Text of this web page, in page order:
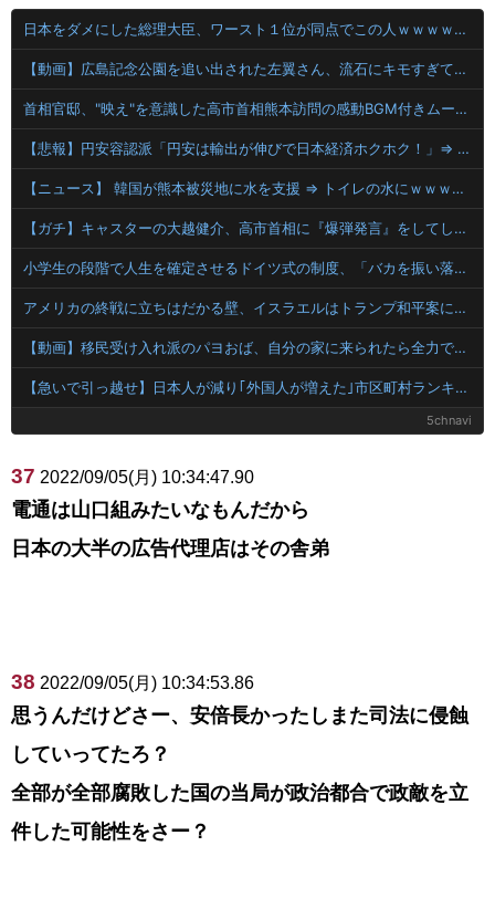
日本をダメにした総理大臣、ワースト１位が同点でこの人ｗｗｗｗｗｗ
【動画】広島記念公園を追い出された左翼さん、流石にキモすぎて炎上
首相官邸、"映え"を意識した高市首相熊本訪問の感動BGM付きムービーを投稿「全部が全部ありがたかったです」
【悲報】円安容認派「円安は輸出が伸びで日本経済ホクホク！」⇒ 世界に売る物が無さすぎて輸出額で韓国に惨敗・・・
【ニュース】 韓国が熊本被災地に水を支援 ⇒ トイレの水にｗｗｗｗｗｗｗ
【ガチ】キャスターの大越健介、高市首相に『爆弾発言』をしてしまう！！！！！
小学生の段階で人生を確定させるドイツ式の制度、「バカを振い落せるから合理的だ」と自惚れていた結果……
アメリカの終戦に立ちはだかる壁、イスラエルはトランプ和平案に「同意せず」！
【動画】移民受け入れ派のパヨおば、自分の家に来られたら全力で拒否るｗｗｗｗｗｗｗｗｗｗｗｗ
【急いで引っ越せ】日本人が減り｢外国人が増えた｣市区町村ランキングｷﾀ━━!
5chnavi
37 2022/09/05(月) 10:34:47.90
電通は山口組みたいなもんだから
日本の大半の広告代理店はその舎弟
38 2022/09/05(月) 10:34:53.86
思うんだけどさー、安倍長かったしまた司法に侵蝕
していってたろ？
全部が全部腐敗した国の当局が政治都合で政敵を立
件した可能性をさー？